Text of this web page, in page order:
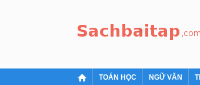
TOÁN HỌC NGỮ VĂN